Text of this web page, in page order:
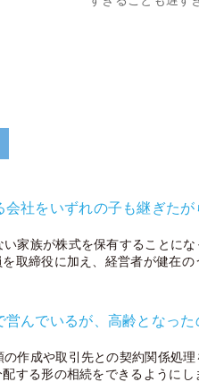
社をいずれの子も継ぎた
家族が株式を保有することに
取締役に加え、経営者が健在の
んでいるが、高齢となっ
作成や取引先との契約関係処
する形の相続をできるように